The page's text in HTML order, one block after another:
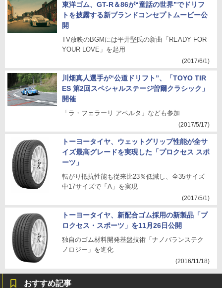
東洋ゴム、GT-R＆86が“童話の世界”でドリフ
トを披露する新ブランドコンセプトムービー公
開
TV放映のBGMには平井堅氏の新曲「READY FOR
YOUR LOVE」を起用
(2017/6/1)
川畑真人選手が“公道ドリフト”、「TOYO TIR
ES 第2回スペシャルステージ曽爾クラシック」
開催
「ラ・フェラーリ アペルタ」なども参加
(2017/5/17)
トーヨータイヤ、ウェットグリップ性能が全サ
イズ最高グレードを実現した「プロクセス スポ
ーツ」
転がり抵抗性能も従来比23％低減し、全35サイズ
中17サイズで「A」を実現
(2017/5/1)
トーヨータイヤ、新配合ゴム採用の新製品「プ
ロクセス・スポーツ」を11月26日公開
独自のゴム材料開発基盤技術「ナノバランステク
ノロジー」を進化
(2016/11/18)
おすすめ記事